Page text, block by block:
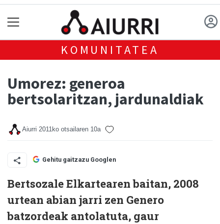
KOMUNITATEA
Umorez: generoa
bertsolaritzan, jardunaldiak
Aiurri 2011ko otsailaren 10a
Gehitu gaitzazu Googlen
Bertsozale Elkartearen baitan, 2008
urtean abian jarri zen Genero
batzordeak antolatuta, gaur